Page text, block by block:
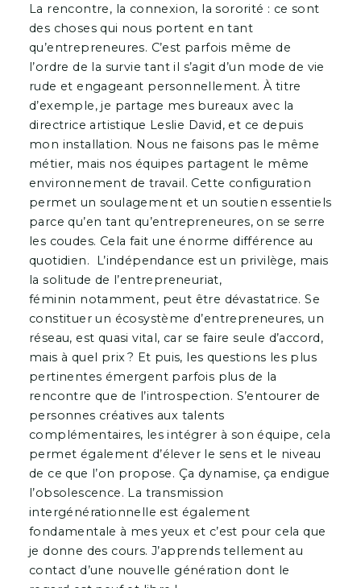
La rencontre, la connexion, la sororité : ce sont
des choses qui nous portent en tant
qu’entrepreneures. C’est parfois même de
l’ordre de la survie tant il s’agit d’un mode de vie
rude et engageant personnellement. À titre
d’exemple, je partage mes bureaux avec la
directrice artistique Leslie David, et ce depuis
mon installation. Nous ne faisons pas le même
métier, mais nos équipes partagent le même
environnement de travail. Cette configuration
permet un soulagement et un soutien essentiels
parce qu’en tant qu’entrepreneures, on se serre
les coudes. Cela fait une énorme différence au
quotidien. L’indépendance est un privilège, mais
la solitude de l’entrepreneuriat,
féminin notamment, peut être dévastatrice. Se
constituer un écosystème d’entrepreneures, un
réseau, est quasi vital, car se faire seule d’accord,
mais à quel prix ? Et puis, les questions les plus
pertinentes émergent parfois plus de la
rencontre que de l’introspection. S’entourer de
personnes créatives aux talents
complémentaires, les intégrer à son équipe, cela
permet également d’élever le sens et le niveau
de ce que l’on propose. Ça dynamise, ça endigue
l’obsolescence. La transmission
intergénérationnelle est également
fondamentale à mes yeux et c’est pour cela que
je donne des cours. J’apprends tellement au
contact d’une nouvelle génération dont le